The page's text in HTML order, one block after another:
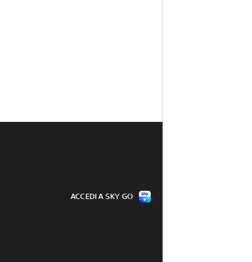
ACCEDI A SKY GO